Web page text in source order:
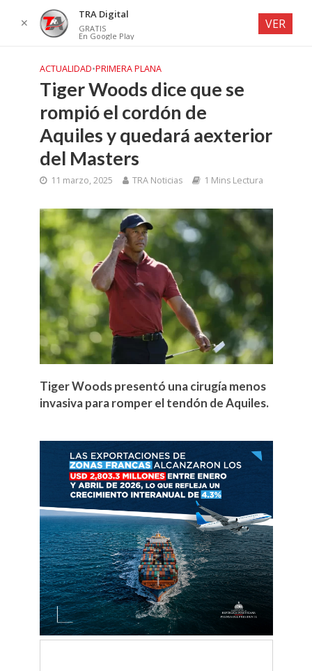
ACTUALIDAD•PRIMERA PLANA
Tiger Woods dice que se
rompió el cordón de
Aquiles y quedará aexterior
del Masters
11 marzo, 2025 TRA Noticias 1 Mins Lectura
Tiger Woods presentó una cirugía menos
invasiva para romper el tendón de Aquiles.
✕
TRA Digital
GRATIS
En Google Play
VER